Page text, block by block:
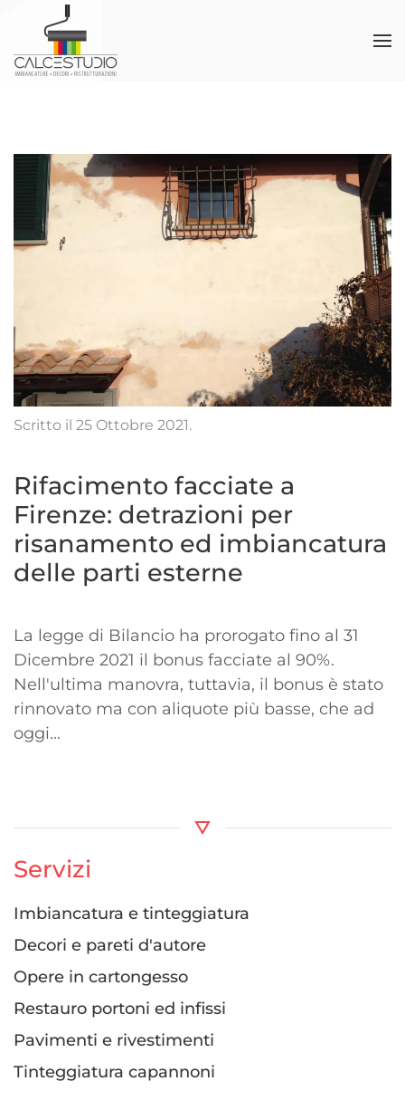
Skip to main content
Scritto il 25 Ottobre 2021.
Rifacimento facciate a
Firenze: detrazioni per
risanamento ed imbiancatura
delle parti esterne
La legge di Bilancio ha prorogato fino al 31
Dicembre 2021 il bonus facciate al 90%.
Nell'ultima manovra, tuttavia, il bonus è stato
rinnovato ma con aliquote più basse, che ad
oggi...
Servizi
Imbiancatura e tinteggiatura
Decori e pareti d'autore
Opere in cartongesso
Restauro portoni ed infissi
Pavimenti e rivestimenti
Tinteggiatura capannoni